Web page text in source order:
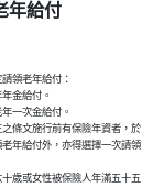
年給付
領老年給付：
金給付。
一次金給付。
條文施行前有保險年資者，於
年給付外，亦得選擇一次請領
歲或女性被保險人年滿五十五